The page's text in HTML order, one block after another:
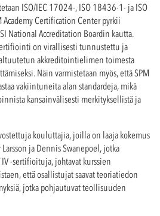
ISO/IEC 17024-, ISO 18436-1- ja ISO
Certification Center pyrkii
National Accreditation Boardin kautta.
on virallisesti tunnustettu ja
akkreditointielimen toimesta
Näin varmistetaan myös, että SPM
vakiintuneita alan standardeja, mikä
kansainvälisesti merkityksellistä ja
kouluttajia, joilla on laaja kokemus
ja Dennis Swanepoel, jotka
-sertifioituja, johtavat kurssien
että osallistujat saavat teoriatiedon
jotka pohjautuvat teollisuuden